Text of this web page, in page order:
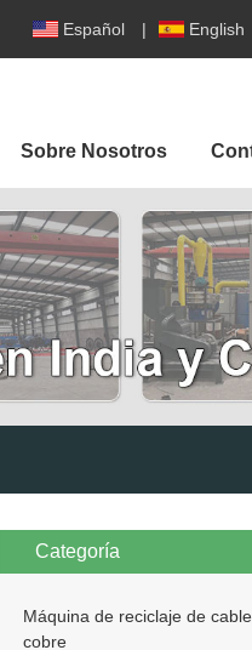
Español | English
Sobre Nosotros
Categoría
Máquina de reciclaje de
cobre